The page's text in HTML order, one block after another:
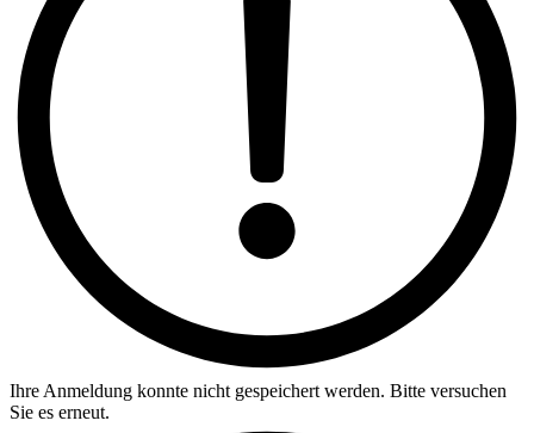
Ihre Anmeldung konnte nicht gespeichert werden. Bitte versuchen
Sie es erneut.